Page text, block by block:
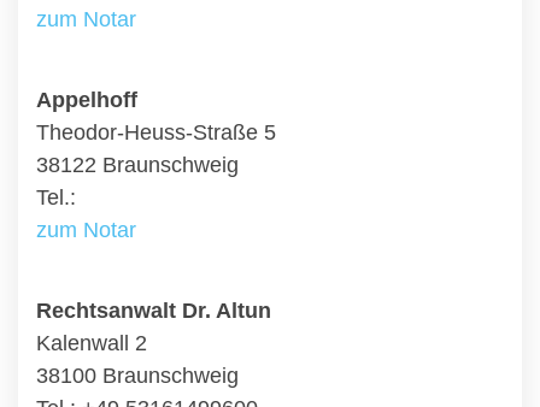
zum Notar
Appelhoff
Theodor-Heuss-Straße 5
38122 Braunschweig
Tel.:
zum Notar
Rechtsanwalt Dr. Altun
Kalenwall 2
38100 Braunschweig